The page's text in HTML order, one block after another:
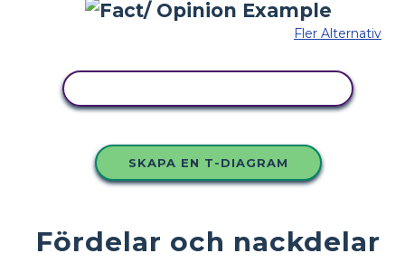
Fler Alternativ
SKAPA EN T-DIAGRAM
Fördelar och nackdelar